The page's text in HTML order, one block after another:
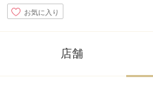
お気に入り
店舗